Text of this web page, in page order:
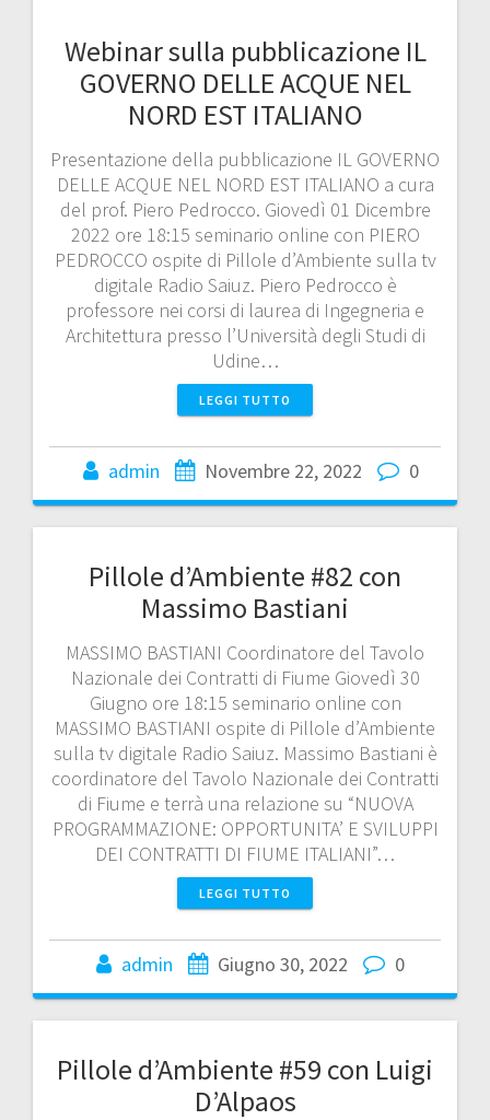
Webinar sulla pubblicazione IL
GOVERNO DELLE ACQUE NEL
NORD EST ITALIANO
Presentazione della pubblicazione IL GOVERNO
DELLE ACQUE NEL NORD EST ITALIANO a cura
del prof. Piero Pedrocco. Giovedì 01 Dicembre
2022 ore 18:15 seminario online con PIERO
PEDROCCO ospite di Pillole d’Ambiente sulla tv
digitale Radio Saiuz. Piero Pedrocco è
professore nei corsi di laurea di Ingegneria e
Architettura presso l’Università degli Studi di
Udine…
LEGGI TUTTO
admin Novembre 22, 2022 0
Pillole d’Ambiente #82 con
Massimo Bastiani
MASSIMO BASTIANI Coordinatore del Tavolo
Nazionale dei Contratti di Fiume Giovedì 30
Giugno ore 18:15 seminario online con
MASSIMO BASTIANI ospite di Pillole d’Ambiente
sulla tv digitale Radio Saiuz. Massimo Bastiani è
coordinatore del Tavolo Nazionale dei Contratti
di Fiume e terrà una relazione su “NUOVA
PROGRAMMAZIONE: OPPORTUNITA’ E SVILUPPI
DEI CONTRATTI DI FIUME ITALIANI”…
LEGGI TUTTO
admin Giugno 30, 2022 0
Pillole d’Ambiente #59 con Luigi
D’Alpaos